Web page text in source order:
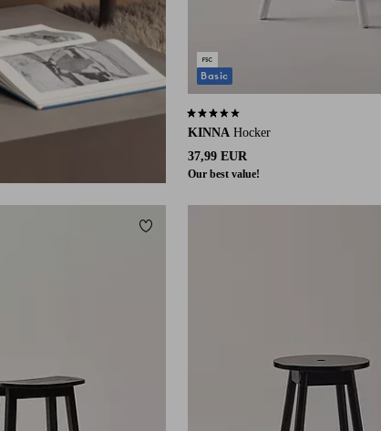
KINNA Hocker
37,99 EUR
Our best value!
3,6 basierend auf 45 Bewertungen
Basic
Zu Favoriten hinzufügen